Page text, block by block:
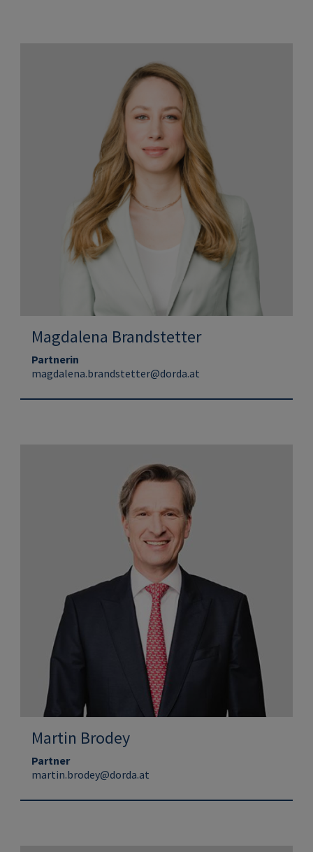
Magdalena Brandstetter
Partnerin
magdalena.brandstetter@dorda.at
Martin Brodey
Partner
martin.brodey@dorda.at